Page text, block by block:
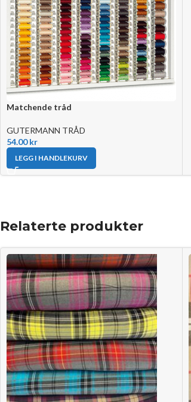
Matchende tråd
GUTERMANN TRÅD
54.00kr
LEGG I HANDLEKURV
Relaterte produkter